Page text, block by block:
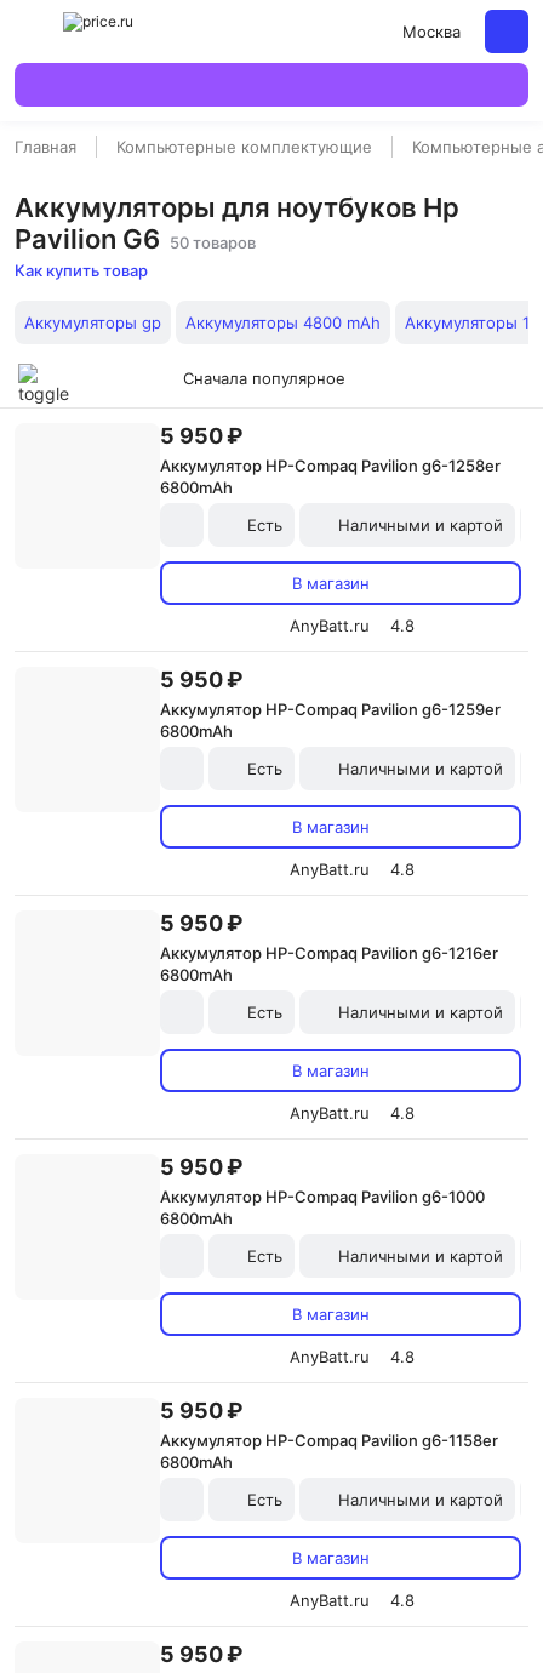
Москва
Главная Компьютерные комплектующие Компьютерные
Аккумуляторы для ноутбуков Hp
Pavilion G6
50 товаров
Как купить товар
Аккумуляторы gp Аккумуляторы 4800 mAh Аккумуляторы 15
Сначала популярное
5 950 ₽
Аккумулятор HP-Compaq Pavilion g6-1258er
6800mAh
Есть
Наличными и картой
В магазин
AnyBatt.ru 4.8
5 950 ₽
Аккумулятор HP-Compaq Pavilion g6-1259er
6800mAh
Есть
Наличными и картой
В магазин
AnyBatt.ru 4.8
5 950 ₽
Аккумулятор HP-Compaq Pavilion g6-1216er
6800mAh
Есть
Наличными и картой
В магазин
AnyBatt.ru 4.8
5 950 ₽
Аккумулятор HP-Compaq Pavilion g6-1000
6800mAh
Есть
Наличными и картой
В магазин
AnyBatt.ru 4.8
5 950 ₽
Аккумулятор HP-Compaq Pavilion g6-1158er
6800mAh
Есть
Наличными и картой
В магазин
AnyBatt.ru 4.8
5 950 ₽